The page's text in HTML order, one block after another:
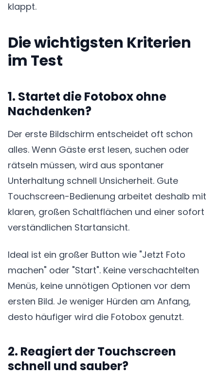
klappt.
Die wichtigsten Kriterien
im Test
1. Startet die Fotobox ohne
Nachdenken?
Der erste Bildschirm entscheidet oft schon
alles. Wenn Gäste erst lesen, suchen oder
rätseln müssen, wird aus spontaner
Unterhaltung schnell Unsicherheit. Gute
Touchscreen-Bedienung arbeitet deshalb mit
klaren, großen Schaltflächen und einer sofort
verständlichen Startansicht.
Ideal ist ein großer Button wie "Jetzt Foto
machen" oder "Start". Keine verschachtelten
Menüs, keine unnötigen Optionen vor dem
ersten Bild. Je weniger Hürden am Anfang,
desto häufiger wird die Fotobox genutzt.
2. Reagiert der Touchscreen
schnell und sauber?